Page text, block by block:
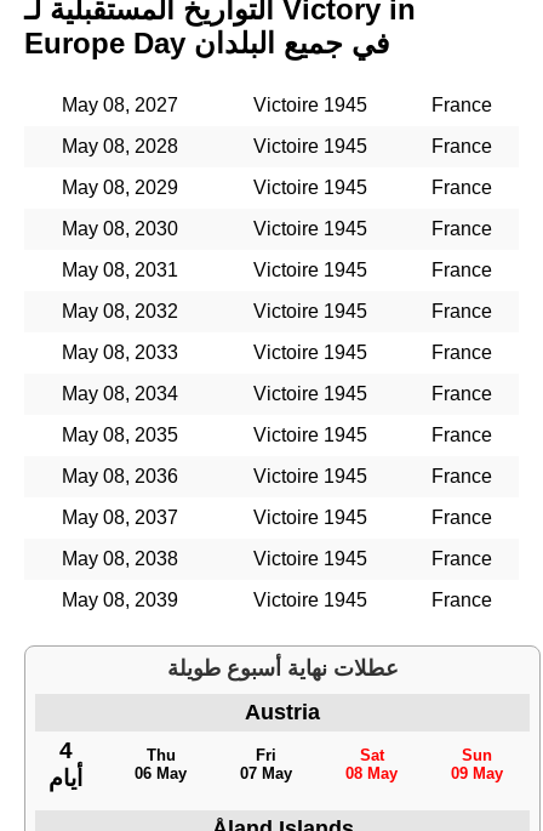
التواريخ المستقبلية لـ Victory in
Europe Day في جميع البلدان
May 08, 2027 Victoire 1945
France
May 08, 2028
Victoire 1945
France
May 08, 2029
Victoire 1945
France
May 08, 2030
Victoire 1945
France
May 08, 2031
Victoire 1945
France
May 08, 2032
Victoire 1945
France
May 08, 2033
Victoire 1945
France
May 08, 2034
Victoire 1945
France
May 08, 2035
Victoire 1945
France
May 08, 2036
Victoire 1945
France
May 08, 2037
Victoire 1945
France
May 08, 2038
Victoire 1945
France
May 08, 2039
Victoire 1945 France
عطلات نهاية أسبوع طويلة
Austria
4
أيام
Thu
06 May
Fri
07 May
Sat
08 May
Sun
09 May